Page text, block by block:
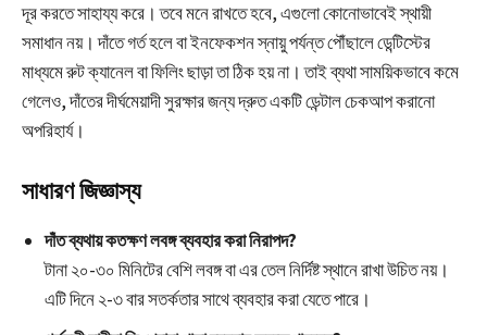
দূর করতে সাহায্য করে। তবে মনে রাখতে হবে, এগুলো কোনোভাবেই স্থায়ী
সমাধান নয়। দাঁতে গর্ত হলে বা ইনফেকশন স্নায়ু পর্যন্ত পৌঁছালে ডেন্টিস্টের
মাধ্যমে রুট ক্যানেল বা ফিলিং ছাড়া তা ঠিক হয় না। তাই ব্যথা সাময়িকভাবে কমে
গেলেও, দাঁতের দীর্ঘমেয়াদী সুরক্ষার জন্য দ্রুত একটি ডেন্টাল চেকআপ করানো
অপরিহার্য।
সাধারণ জিজ্ঞাস্য
দাঁত ব্যথায় কতক্ষণ লবঙ্গ ব্যবহার করা নিরাপদ?
টানা ২০-৩০ মিনিটের বেশি লবঙ্গ বা এর তেল নির্দিষ্ট স্থানে রাখা উচিত নয়।
এটি দিনে ২-৩ বার সতর্কতার সাথে ব্যবহার করা যেতে পারে।